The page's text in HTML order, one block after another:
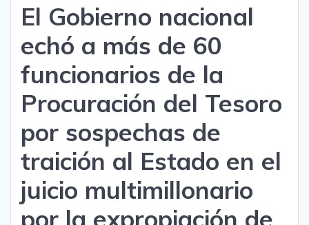
El Gobierno nacional
echó a más de 60
funcionarios de la
Procuración del Tesoro
por sospechas de
traición al Estado en el
juicio multimillonario
por la expropiación de